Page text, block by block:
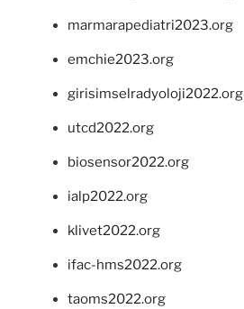
marmarapediatri2023.org
emchie2023.org
girisimselradyoloji2022.org
utcd2022.org
biosensor2022.org
ialp2022.org
klivet2022.org
ifac-hms2022.org
taoms2022.org